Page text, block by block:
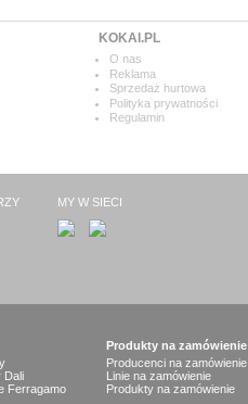
KOKAI.PL
O nas
Reklama
Sprzedaż hurtowa
Polityka prywatności
Regulamin
MY W SIECI
Dali
Ferragamo
Produkty na zamówienie
Producenci na zamówienie
Linie na zamówienie
Produkty na zamówienie